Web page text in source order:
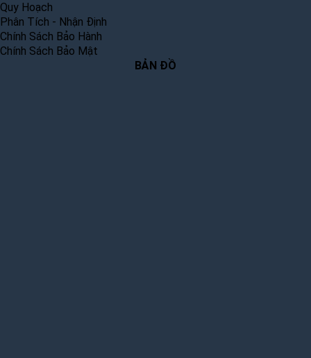
Quy Hoạch
Phân Tích - Nhận Định
Chính Sách Bảo Hành
Chính Sách Bảo Mật
BẢN ĐỒ